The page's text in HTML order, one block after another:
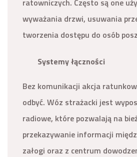
ratowniczych. Często są one
wyważania drzwi, usuwania
tworzenia dostępu do osób
Systemy łączności
Bez komunikacji akcja
odbyć. Wóz strażacki jest
radiowe, które pozwalają na
przekazywanie informacji
załogi oraz z centrum